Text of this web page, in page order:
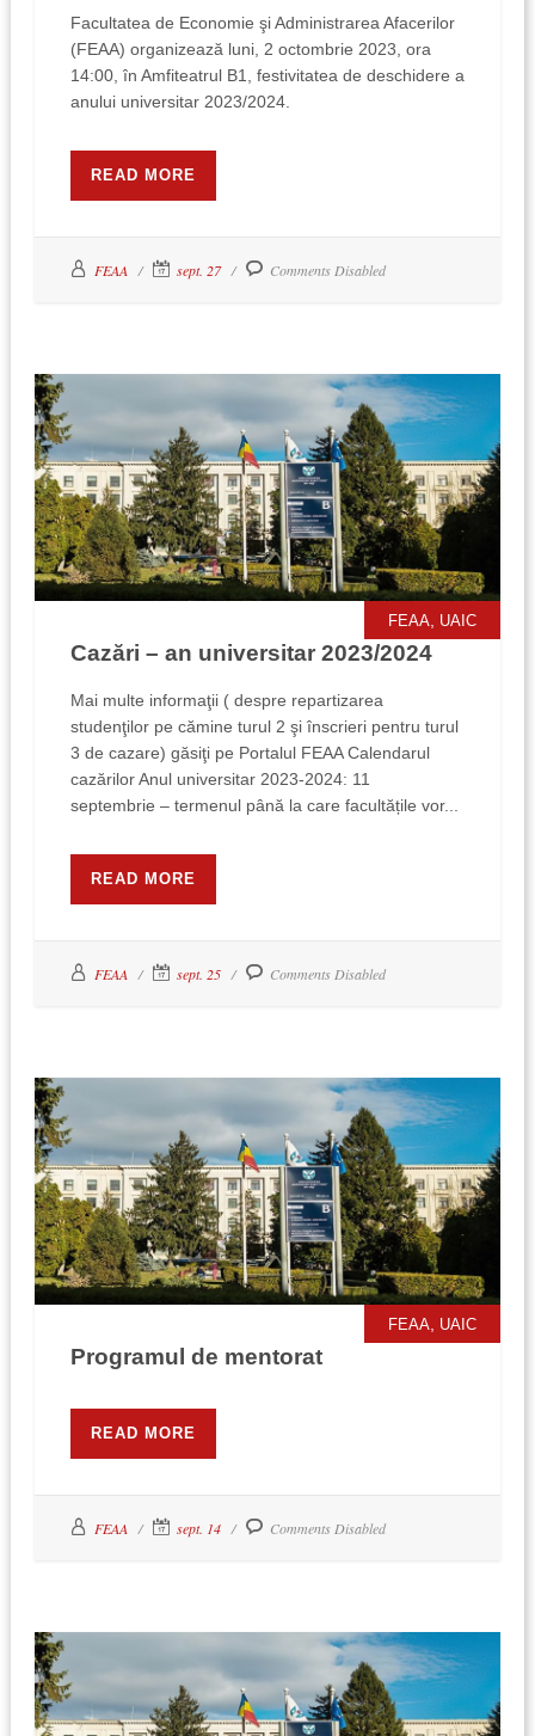
Facultatea de Economie şi Administrarea Afacerilor
(FEAA) organizează luni, 2 octombrie 2023, ora
14:00, în Amfiteatrul B1, festivitatea de deschidere a
anului universitar 2023/2024.
READ MORE
FEAA sept. 27 Comments Disabled
FEAA UAIC
Cazări – an universitar 2023/2024
Mai multe informaţii ( despre repartizarea
studenţilor pe cămine turul 2 şi înscrieri pentru turul
3 de cazare) găsiţi pe Portalul FEAA Calendarul
cazărilor Anul universitar 2023-2024: 11
septembrie – termenul până la care facultățile vor...
READ MORE
FEAA sept. 25 Comments Disabled
FEAA, UAIC
Programul de mentorat
READ MORE
FEAA sept. 14 Comments Disabled